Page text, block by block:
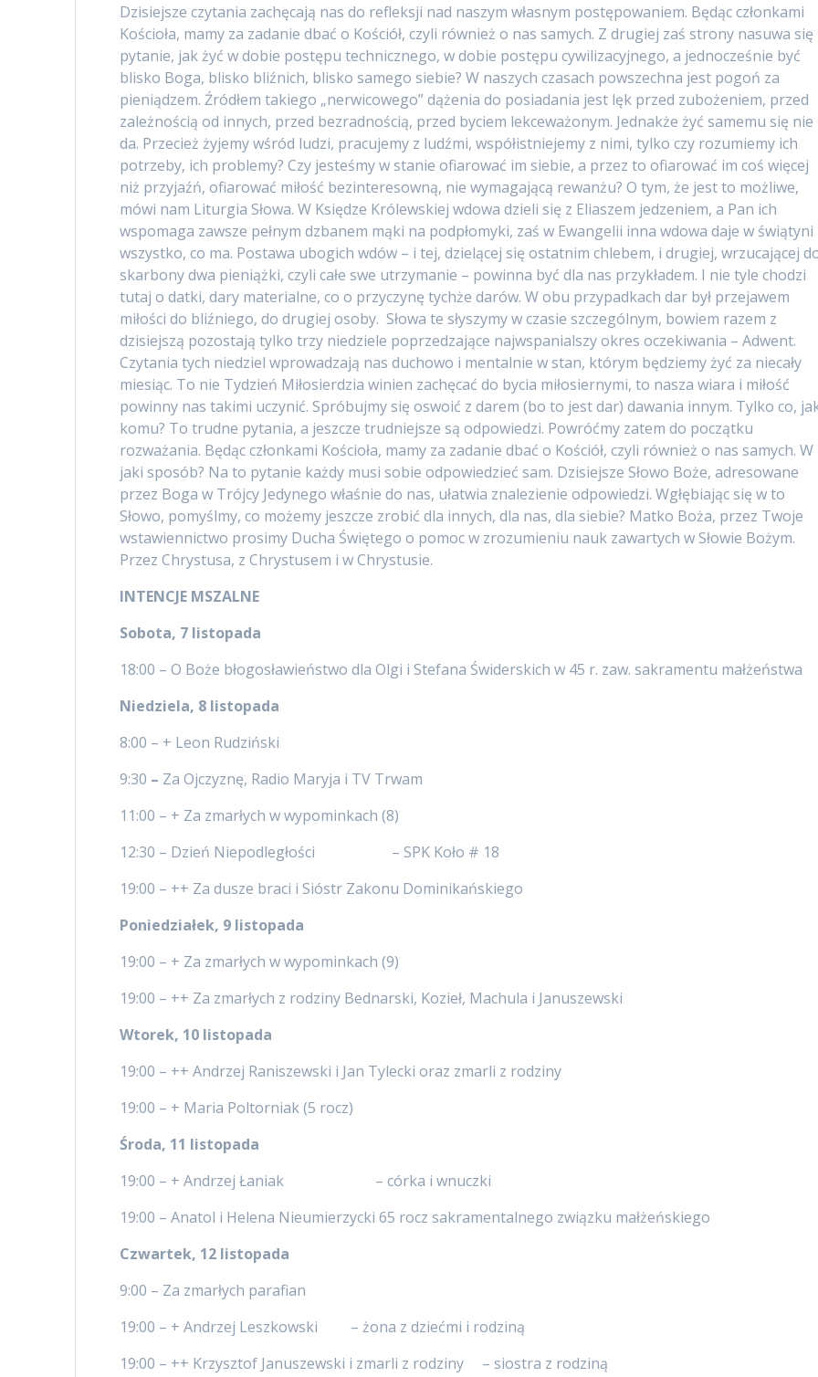
Dzisiejsze czytania zachęcają nas do refleksji nad naszym własnym postępowaniem. Będąc członkami
Kościoła, mamy za zadanie dbać o Kościół, czyli również o nas samych. Z drugiej zaś strony nasuwa się
pytanie, jak żyć w dobie postępu technicznego, w dobie postępu cywilizacyjnego, a jednocześnie być
blisko Boga, blisko bliźnich, blisko samego siebie? W naszych czasach powszechna jest pogoń za
pieniądzem. Źródłem takiego „nerwicowego” dążenia do posiadania jest lęk przed zubożeniem, przed
zależnością od innych, przed bezradnością, przed byciem lekceważonym. Jednakże żyć samemu się nie
da. Przecież żyjemy wśród ludzi, pracujemy z ludźmi, współistniejemy z nimi, tylko czy rozumiemy ich
potrzeby, ich problemy? Czy jesteśmy w stanie ofiarować im siebie, a przez to ofiarować im coś więcej
niż przyjaźń, ofiarować miłość bezinteresowną, nie wymagającą rewanżu? O tym, że jest to możliwe,
mówi nam Liturgia Słowa. W Księdze Królewskiej wdowa dzieli się z Eliaszem jedzeniem, a Pan ich
wspomaga zawsze pełnym dzbanem mąki na podpłomyki, zaś w Ewangelii inna wdowa daje w świątyni
wszystko, co ma. Postawa ubogich wdów – i tej, dzielącej się ostatnim chlebem, i drugiej, wrzucającej
skarbony dwa pieniążki, czyli całe swe utrzymanie – powinna być dla nas przykładem. I nie tyle chodzi
tutaj o datki, dary materialne, co o przyczynę tychże darów. W obu przypadkach dar był przejawem
miłości do bliźniego, do drugiej osoby. Słowa te słyszymy w czasie szczególnym, bowiem razem z
dzisiejszą pozostają tylko trzy niedziele poprzedzające najwspanialszy okres oczekiwania – Adwent.
Czytania tych niedziel wprowadzają nas duchowo i mentalnie w stan, którym będziemy żyć za niecały
miesiąc. To nie Tydzień Miłosierdzia winien zachęcać do bycia miłosiernymi, to nasza wiara i miłość
powinny nas takimi uczynić. Spróbujmy się oswoić z darem (bo to jest dar) dawania innym. Tylko co,
komu? To trudne pytania, a jeszcze trudniejsze są odpowiedzi. Powróćmy zatem do początku
rozważania. Będąc członkami Kościoła, mamy za zadanie dbać o Kościół, czyli również o nas samych. W
jaki sposób? Na to pytanie każdy musi sobie odpowiedzieć sam. Dzisiejsze Słowo Boże, adresowane
przez Boga w Trójcy Jedynego właśnie do nas, ułatwia znalezienie odpowiedzi. Wgłębiając się w to
Słowo, pomyślmy, co możemy jeszcze zrobić dla innych, dla nas, dla siebie? Matko Boża, przez Twoje
wstawiennictwo prosimy Ducha Świętego o pomoc w zrozumieniu nauk zawartych w Słowie Bożym.
Przez Chrystusa, z Chrystusem i w Chrystusie.
INTENCJE MSZALNE
Sobota, 7 listopada
18:00 – O Boże błogosławieństwo dla Olgi i Stefana Świderskich w 45 r. zaw. sakramentu małżeństwa
Niedziela, 8 listopada
8:00 – + Leon Rudziński
9:30 – Za Ojczyznę, Radio Maryja i TV Trwam
11:00 – + Za zmarłych w wypominkach (8)
12:30 – Dzień Niepodległości – SPK Koło # 18
19:00 – ++ Za dusze braci i Sióstr Zakonu Dominikańskiego
Poniedziałek, 9 listopada
19:00 – + Za zmarłych w wypominkach (9)
19:00 – ++ Za zmarłych z rodziny Bednarski, Kozieł, Machula i Januszewski
Wtorek, 10 listopada
19:00 – ++ Andrzej Raniszewski i Jan Tylecki oraz zmarli z rodziny
19:00 – + Maria Poltorniak (5 rocz)
Środa, 11 listopada
19:00 – + Andrzej Łaniak – córka i wnuczki
19:00 – Anatol i Helena Nieumierzycki 65 rocz sakramentalnego związku małżeńskiego
Czwartek, 12 listopada
9:00 – Za zmarłych parafian
19:00 – + Andrzej Leszkowski – żona z dziećmi i rodziną
19:00 – ++ Krzysztof Januszewski i zmarli z rodziny – siostra z rodziną